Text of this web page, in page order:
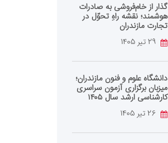
گذار از خام‌فروشی به صادرات
هوشمند؛ نقشه راهِ تحوّل در
تجارت مازندران
دانشگاه علوم و فنون مازندران؛
میزبان برگزاری آزمون سراسری
کارشناسی‌ ارشد سال ۱۴۰۵